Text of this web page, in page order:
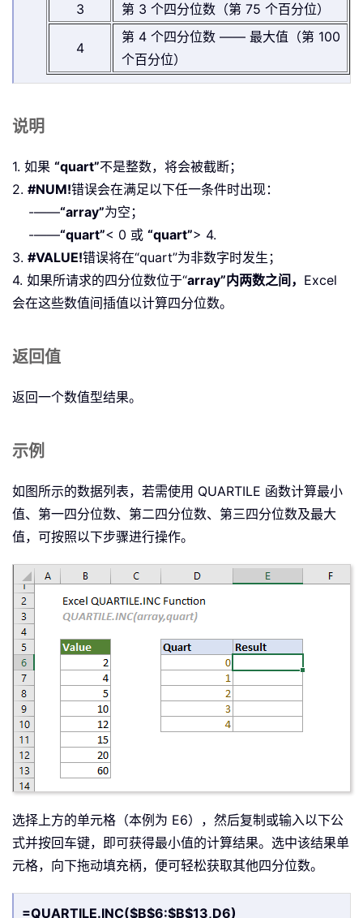
3
第 3 个四分位数（第 75 个百分位）
4
第 4 个四分位数 —— 最大值（第 100
个百分位）
说明
1. 如果 “quart”不是整数，将会被截断；
2. #NUM!错误会在满足以下任一条件时出现：
-——“array”为空；
-——“quart”< 0 或 “quart”> 4.
3. #VALUE!错误将在“quart”为非数字时发生；
4. 如果所请求的四分位数位于“array”内两数之间， Excel
会在这些数值间插值以计算四分位数。
返回值
返回一个数值型结果。
示例
如图所示的数据列表，若需使用 QUARTILE 函数计算最小
值、第一四分位数、第二四分位数、第三四分位数及最大
值，可按照以下步骤进行操作。
选择上方的单元格（本例为 E6），然后复制或输入以下公
式并按回车键，即可获得最小值的计算结果。选中该结果单
元格，向下拖动填充柄，便可轻松获取其他四分位数。
=QUARTILE.INC($B$6:$B$13,D6)